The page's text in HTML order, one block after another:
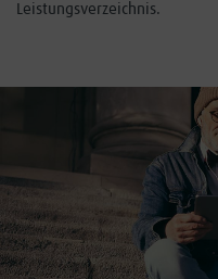
Leistungsverzeichnis.